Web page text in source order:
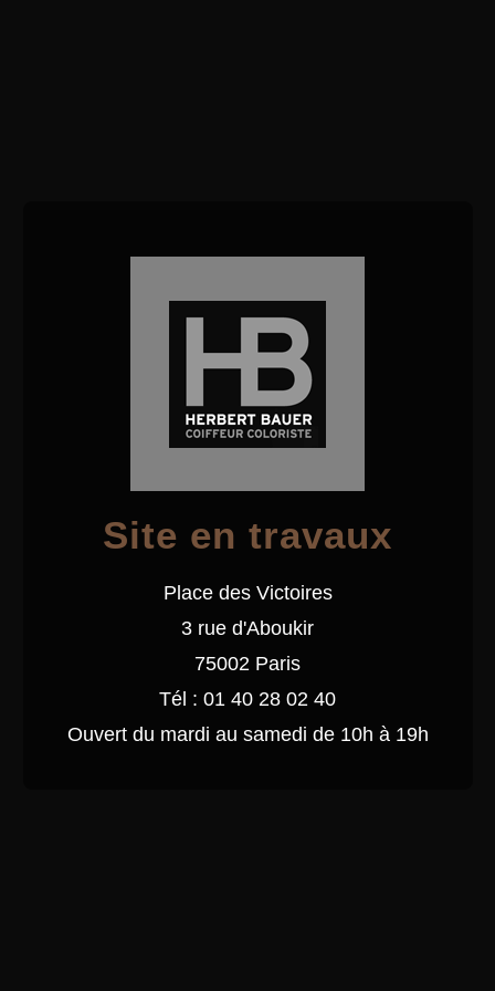
Site en travaux
Place des Victoires
3 rue d'Aboukir
75002 Paris
Tél : 01 40 28 02 40
Ouvert du mardi au samedi de 10h à 19h